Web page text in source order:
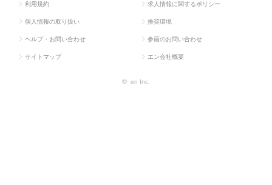
利用規約 求人情報に関するポリシー
個人情報の取り扱い 推奨環境
ヘルプ・お問い合わせ 参画のお問い合わせ
サイトマップ エン会社概要
© en Inc.